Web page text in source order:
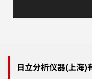
日立分析仪器(上海)